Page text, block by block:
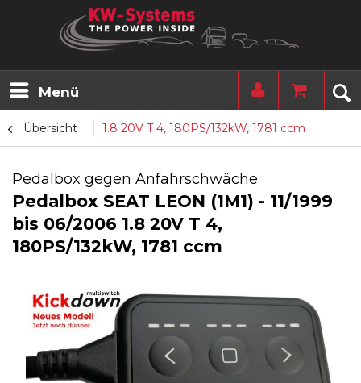
Menü
Übersicht 1.8 20V T 4, 180PS/132kW, 1781 ccm
Pedalbox gegen Anfahrschwäche
Pedalbox SEAT LEON (1M1) - 11/1999
bis 06/2006 1.8 20V T 4,
180PS/132kW, 1781 ccm